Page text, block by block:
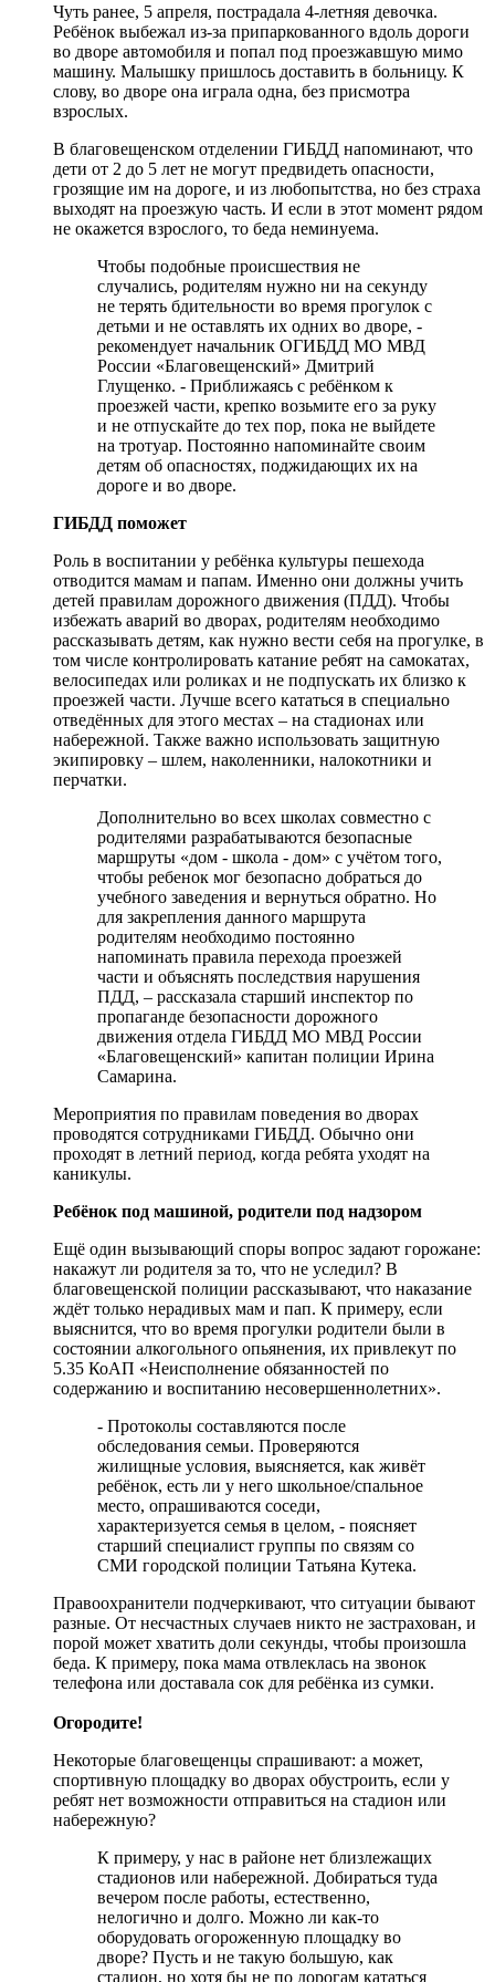
Чуть ранее, 5 апреля, пострадала 4-летняя девочка.
Ребёнок выбежал из-за припаркованного вдоль дороги
во дворе автомобиля и попал под проезжавшую мимо
машину. Малышку пришлось доставить в больницу. К
слову, во дворе она играла одна, без присмотра
взрослых.
В благовещенском отделении ГИБДД напоминают, что
дети от 2 до 5 лет не могут предвидеть опасности,
грозящие им на дороге, и из любопытства, но без страха
выходят на проезжую часть. И если в этот момент рядом
не окажется взрослого, то беда неминуема.
Чтобы подобные происшествия не
случались, родителям нужно ни на секунду
не терять бдительности во время прогулок с
детьми и не оставлять их одних во дворе, -
рекомендует начальник ОГИБДД МО МВД
России «Благовещенский» Дмитрий
Глущенко. - Приближаясь с ребёнком к
проезжей части, крепко возьмите его за руку
и не отпускайте до тех пор, пока не выйдете
на тротуар. Постоянно напоминайте своим
детям об опасностях, поджидающих их на
дороге и во дворе.
ГИБДД поможет
Роль в воспитании у ребёнка культуры пешехода
отводится мамам и папам. Именно они должны учить
детей правилам дорожного движения (ПДД). Чтобы
избежать аварий во дворах, родителям необходимо
рассказывать детям, как нужно вести себя на прогулке, в
том числе контролировать катание ребят на самокатах,
велосипедах или роликах и не подпускать их близко к
проезжей части. Лучше всего кататься в специально
отведённых для этого местах – на стадионах или
набережной. Также важно использовать защитную
экипировку – шлем, наколенники, налокотники и
перчатки.
Дополнительно во всех школах совместно с
родителями разрабатываются безопасные
маршруты «дом - школа - дом» с учётом того,
чтобы ребенок мог безопасно добраться до
учебного заведения и вернуться обратно. Но
для закрепления данного маршрута
родителям необходимо постоянно
напоминать правила перехода проезжей
части и объяснять последствия нарушения
ПДД, – рассказала старший инспектор по
пропаганде безопасности дорожного
движения отдела ГИБДД МО МВД России
«Благовещенский» капитан полиции Ирина
Самарина.
Мероприятия по правилам поведения во дворах
проводятся сотрудниками ГИБДД. Обычно они
проходят в летний период, когда ребята уходят на
каникулы.
Ребёнок под машиной, родители под надзором
Ещё один вызывающий споры вопрос задают горожане:
накажут ли родителя за то, что не уследил? В
благовещенской полиции рассказывают, что наказание
ждёт только нерадивых мам и пап. К примеру, если
выяснится, что во время прогулки родители были в
состоянии алкогольного опьянения, их привлекут по
5.35 КоАП «Неисполнение обязанностей по
содержанию и воспитанию несовершеннолетних».
- Протоколы составляются после
обследования семьи. Проверяются
жилищные условия, выясняется, как живёт
ребёнок, есть ли у него школьное/спальное
место, опрашиваются соседи,
характеризуется семья в целом, - поясняет
старший специалист группы по связям со
СМИ городской полиции Татьяна Кутека.
Правоохранители подчеркивают, что ситуации бывают
разные. От несчастных случаев никто не застрахован, и
порой может хватить доли секунды, чтобы произошла
беда. К примеру, пока мама отвлеклась на звонок
телефона или доставала сок для ребёнка из сумки.
Огородите!
Некоторые благовещенцы спрашивают: а может,
спортивную площадку во дворах обустроить, если у
ребят нет возможности отправиться на стадион или
набережную?
К примеру, у нас в районе нет близлежащих
стадионов или набережной. Добираться туда
вечером после работы, естественно,
нелогично и долго. Можно ли как-то
оборудовать огороженную площадку во
дворе? Пусть и не такую большую, как
стадион, но хотя бы не по дорогам кататься